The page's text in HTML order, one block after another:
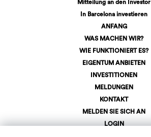
Mitteilung an den Investor
In Barcelona investieren
ANFANG
WAS MACHEN WIR?
WIE FUNKTIONIERT ES?
EIGENTUM ANBIETEN
INVESTITIONEN
MELDUNGEN
KONTAKT
MELDEN SIE SICH AN
LOGIN